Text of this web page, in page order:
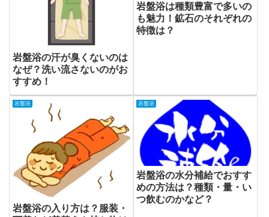
岩盤浴の汗が臭くないのは
なぜ？洗い流さないのがお
すすめ！
岩盤浴は種類豊富で多いの
も魅力！鉱石のそれぞれの
特徴は？
岩盤浴
岩盤浴の入り方は？服装・
岩盤浴
岩盤浴の水分補給でおすす
めの方法は？種類・量・い
つ飲むのかなど？